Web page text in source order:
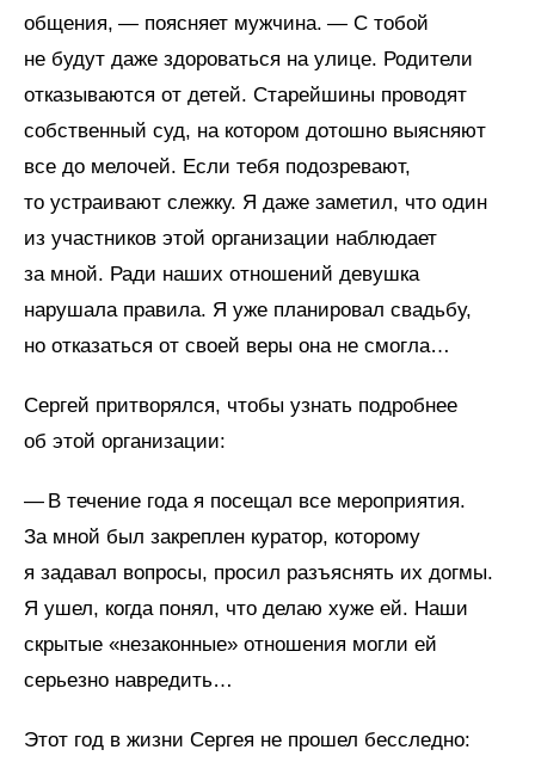
общения, — поясняет мужчина. — С тобой
не будут даже здороваться на улице. Родители
отказываются от детей. Старейшины проводят
собственный суд, на котором дотошно выясняют
все до мелочей. Если тебя подозревают,
то устраивают слежку. Я даже заметил, что один
из участников этой организации наблюдает
за мной. Ради наших отношений девушка
нарушала правила. Я уже планировал свадьбу,
но отказаться от своей веры она не смогла…
Сергей притворялся, чтобы узнать подробнее
об этой организации:
— В течение года я посещал все мероприятия.
За мной был закреплен куратор, которому
я задавал вопросы, просил разъяснять их догмы.
Я ушел, когда понял, что делаю хуже ей. Наши
скрытые «незаконные» отношения могли ей
серьезно навредить…
Этот год в жизни Сергея не прошел бесследно: